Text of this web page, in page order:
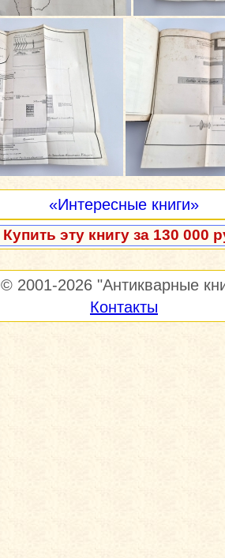
«Интересные книги»
Купить эту книгу за 130 000
© 2001-2026 "Антикварные
Контакты